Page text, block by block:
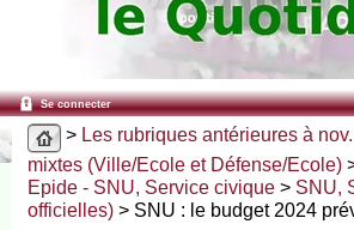
Se connecter
> Les rubriques antérieures à
mixtes (Ville/Ecole et Défense/Ecole)
Epide - SNU, Service civique> SNU,
officielles)> SNU : le budget 2024